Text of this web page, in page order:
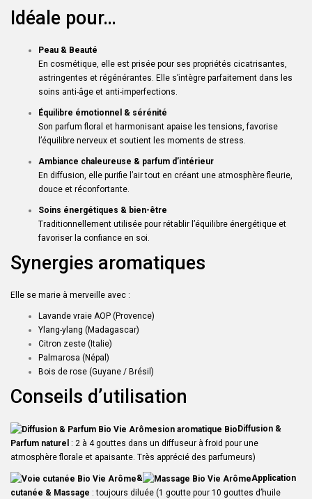
Idéale pour…
Peau & Beauté
En cosmétique, elle est prisée pour ses propriétés cicatrisantes,
astringentes et régénérantes. Elle s’intègre parfaitement dans les
soins anti-âge et anti-imperfections.
Équilibre émotionnel & sérénité
Son parfum floral et harmonisant apaise les tensions, favorise
l’équilibre nerveux et soutient les moments de stress.
Ambiance chaleureuse & parfum d’intérieur
En diffusion, elle purifie l’air tout en créant une atmosphère fleurie,
douce et réconfortante.
Soins énergétiques & bien-être
Traditionnellement utilisée pour rétablir l’équilibre énergétique et
favoriser la confiance en soi.
Synergies aromatiques
Elle se marie à merveille avec :
Lavande vraie AOP (Provence)
Ylang-ylang (Madagascar)
Citron zeste (Italie)
Palmarosa (Népal)
Bois de rose (Guyane / Brésil)
Conseils d’utilisation
Diffusion &
Parfum naturel : 2 à 4 gouttes dans un diffuseur à froid pour une
atmosphère florale et apaisante. Très apprécié des parfumeurs)
&
Application
cutanée & Massage : toujours diluée (1 goutte pour 10 gouttes d’huile